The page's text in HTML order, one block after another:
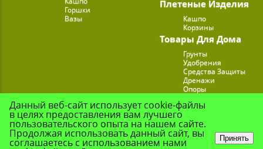
Горшки
Вазы
Плетеные Изделия
Кашпо
Корзины
Товары Для Дома
Грунты
Удобрения
Средства Защиты
Дренажи
Опоры
Подставки для Цветов
Данный веб-сайт использует cookie-файлы
в целях предоставления вам лучшего
пользовательского опыта на нашем сайте.
Продолжая использовать данный сайт, вы
соглашаетесь с использованием нами Принять